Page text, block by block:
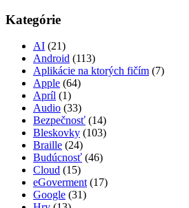
Kategórie
AI (21)
Android (113)
Aplikácie na ktorých fičím (7)
Apple (64)
Apríl (1)
Audio (33)
Bezpečnosť (14)
Bleskovky (103)
Braille (24)
Budúcnosť (46)
Cloud (15)
eGoverment(17)
Google (31)